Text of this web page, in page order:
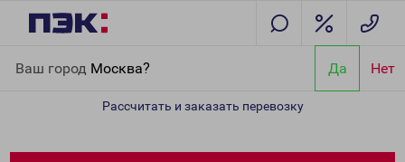
Ваш город Москва? Да Нет
Рассчитать и заказать перевозку